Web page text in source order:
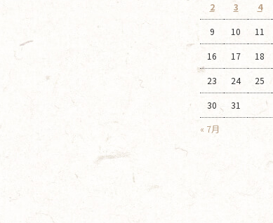
« 7月
2 3 4
9 10 11
16 17 18
23 24 25
30 31